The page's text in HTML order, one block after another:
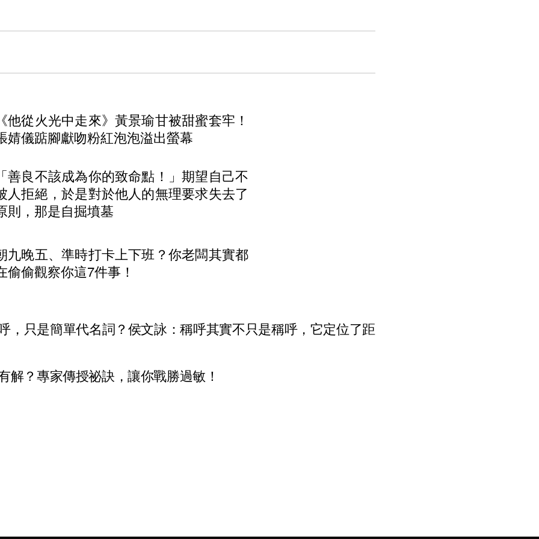
他從火光中走來》黃景瑜甘被甜蜜套牢！
婧儀踮腳獻吻粉紅泡泡溢出螢幕
善良不該成為你的致命點！」期望自己不
人拒絕，於是對於他人的無理要求失去了
則，那是自掘墳墓
九晚五、準時打卡上下班？你老闆其實都
偷偷觀察你這7件事！
，只是簡單代名詞？侯文詠：稱呼其實不只是稱呼，它定位了距
解？專家傳授祕訣，讓你戰勝過敏！